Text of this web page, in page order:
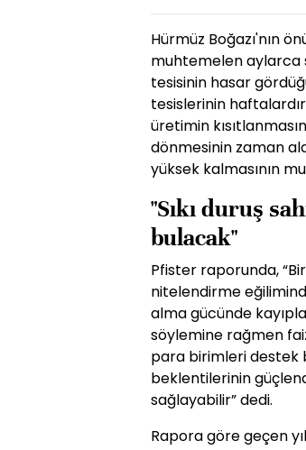
Hürmüz Boğazı'nın
muhtemelen aylarca
tesisinin hasar
tesislerinin
üretimin
dönmesinin zaman
yüksek kalmasının
"Sıkı duruş
bulacak"
Pfister raporunda,
nitelendirme
alma gücünde
söylemine rağmen
para birimleri destek
beklentilerinin
sağlayabilir” dedi.
Rapora göre geçen